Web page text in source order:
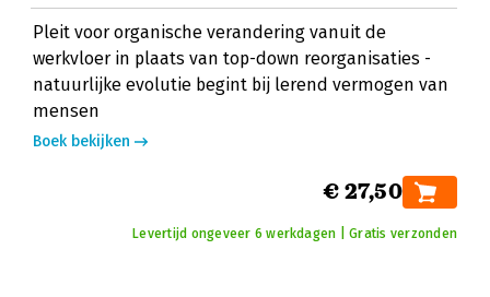
Pleit voor organische verandering vanuit de
werkvloer in plaats van top-down reorganisaties -
natuurlijke evolutie begint bij lerend vermogen van
mensen
Boek bekijken
€ 27,50
Levertijd ongeveer 6 werkdagen | Gratis verzonden